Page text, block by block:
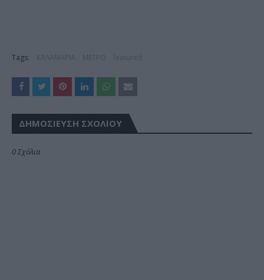
Tags:
ΔΗΜΟΣΊΕΥΣΗ ΣΧΟΛΊΟΥ
0 Σχόλια